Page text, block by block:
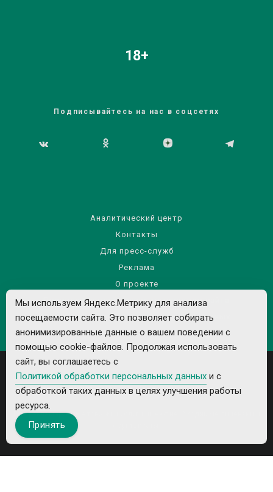
18+
Подписывайтесь на нас в соцсетях
Аналитический центр
Контакты
Для пресс-служб
Реклама
О проекте
Правила использования материалов сайта
Политика обработки персональных данных
Все рекламируемые товары и услуги имеют необходимые лицензии и
Мы используем Яндекс.Метрику для анализа
посещаемости сайта. Это позволяет собирать
анонимизированные данные о вашем поведении с
помощью cookie-файлов. Продолжая использовать
сайт, вы соглашаетесь с
Политикой обработки персональных данных и с
обработкой таких данных в целях улучшения работы
ресурса.
Принять